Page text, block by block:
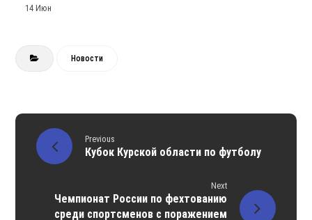
14 Июн
Новости
Previous
Кубок Курской области по футболу
Next
Чемпионат России по фехтованию
среди спортсменов с поражением